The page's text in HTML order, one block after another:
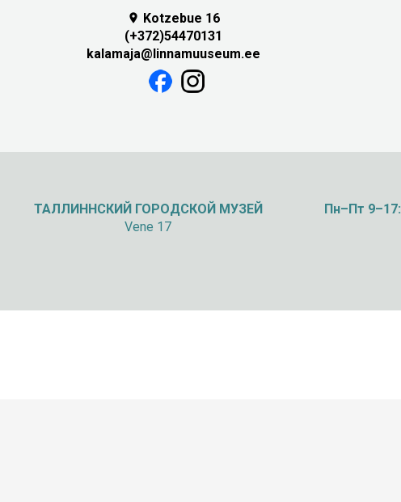

Kotzebue 16
(+372)54470131
kalamaja@linnamuuseum.ee
ТАЛЛИННСКИЙ ГОРОДСКОЙ МУЗЕЙ
Vene 17
Пн–Пт 9–17: